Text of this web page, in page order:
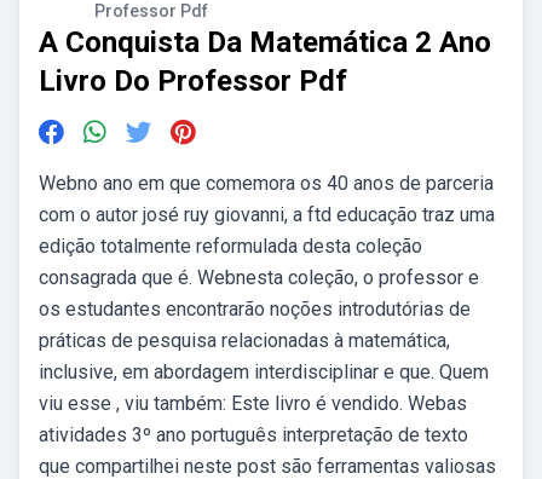
Professor Pdf
A Conquista Da Matemática 2 Ano
Livro Do Professor Pdf
Webno ano em que comemora os 40 anos de parceria
com o autor josé ruy giovanni, a ftd educação traz uma
edição totalmente reformulada desta coleção
consagrada que é. Webnesta coleção, o professor e
os estudantes encontrarão noções introdutórias de
práticas de pesquisa relacionadas à matemática,
inclusive, em abordagem interdisciplinar e que. Quem
viu esse , viu também: Este livro é vendido. Webas
atividades 3º ano português interpretação de texto
que compartilhei neste post são ferramentas valiosas